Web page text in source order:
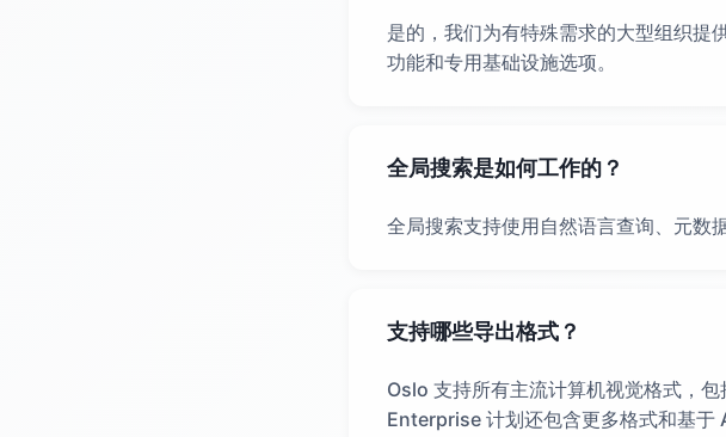
是的，我们为有特殊需求的大型组织提
功能和专用基础设施选项。
全局搜索是如何工作的？
全局搜索支持使用自然语言查询、元数
支持哪些导出格式？
Oslo 支持所有主流计算机视觉格式，包
Enterprise 计划还包含更多格式和基于